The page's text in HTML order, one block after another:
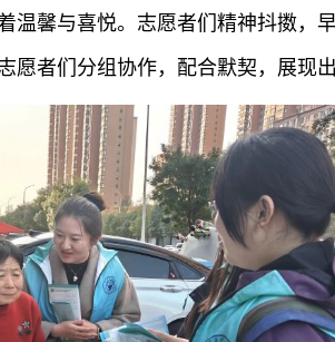
温馨与喜悦。志愿者们精神抖擞，
者们分组协作，配合默契，展现